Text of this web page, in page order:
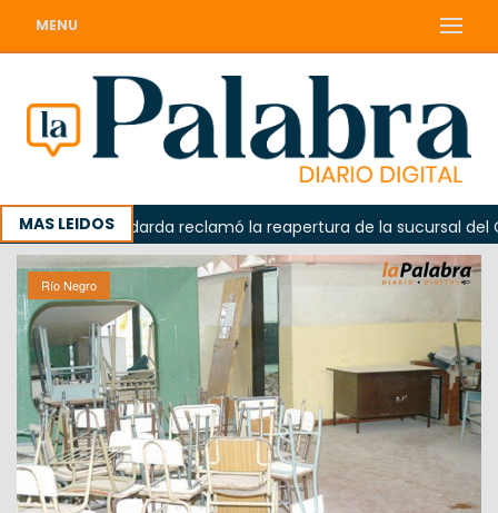
MENU
MAS LEIDOS
Odarda reclamó la reapertura de la sucursal del
Río Negro